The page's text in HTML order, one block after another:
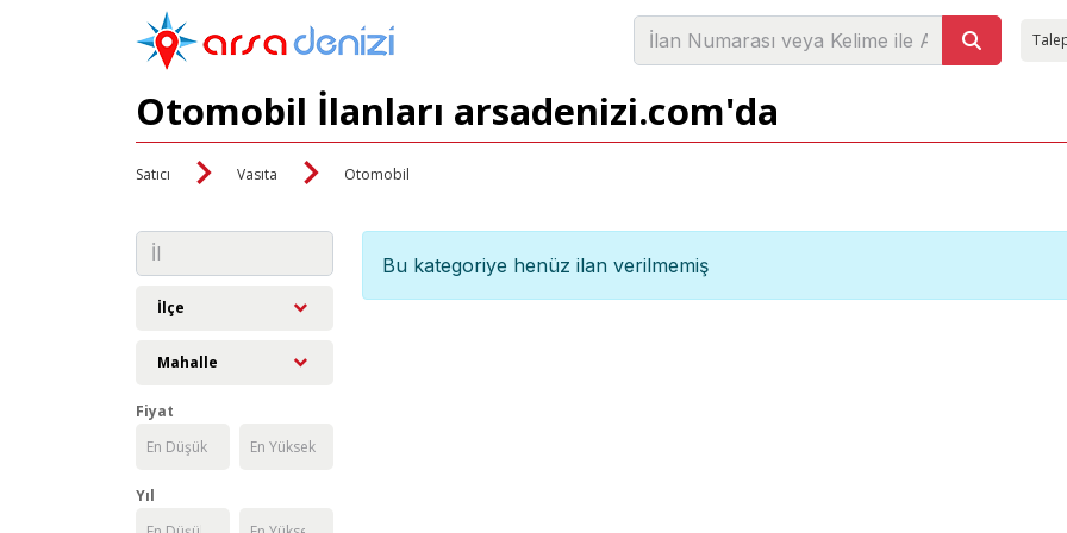
Otomobil İlanları arsadenizi.com'da
Satıcı Vasıta Otomobil
İlçe
Mahalle
Fiyat
Yıl
Bu kategoriye henüz ilan verilmemiş